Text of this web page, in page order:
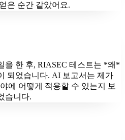
은 순간 같았어요.
을 한 후, RIASEC 테스트는 *왜*
되었습니다. AI 보고서는 제가
에 어떻게 적용할 수 있는지 보
습니다.